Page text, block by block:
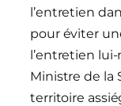
l’entretien
pour éviter
l’entretien
Ministre de la
territoire